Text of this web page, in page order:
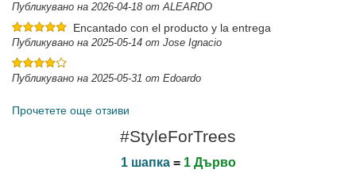
Публикувано на 2026-04-18 от ALEARDO
Encantado con el producto y la entrega
Публикувано на 2025-05-14 от Jose Ignacio
Публикувано на 2025-05-31 от Edoardo
Прочетете още отзиви
#StyleForTrees
1 шапка= 1 Дърво